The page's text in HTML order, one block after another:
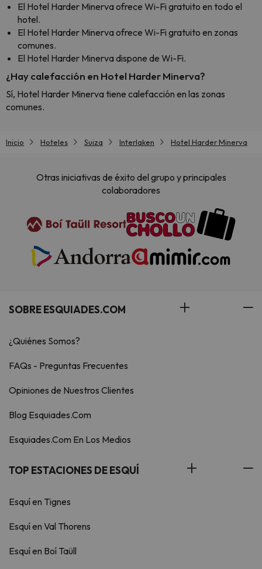
El Hotel Harder Minerva ofrece Wi-Fi gratuito en todo el
hotel.
El Hotel Harder Minerva ofrece Wi-Fi gratuito en zonas
comunes.
El Hotel Harder Minerva dispone de Wi-Fi.
¿Hay calefacción en Hotel Harder Minerva?
Sí, Hotel Harder Minerva tiene calefacción en las zonas
comunes.
Inicio Hoteles Suiza Interlaken Hotel Harder Minerva
Otras iniciativas de éxito del grupo y principales
colaboradores
SOBRE ESQUIADES.COM
¿Quiénes Somos?
FAQs - Preguntas Frecuentes
Opiniones de Nuestros Clientes
Blog Esquiades.Com
Esquiades.Com En Los Medios
TOP ESTACIONES DE ESQUÍ
Esquí en Tignes
Esquí en Val Thorens
Esquí en Boí Taüll